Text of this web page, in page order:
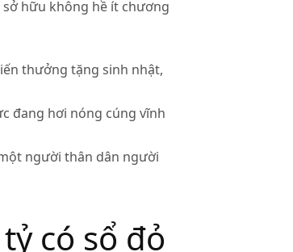
hữu không hề ít chương
thưởng tặng sinh nhật,
đang hơi nóng cúng vĩnh
người thân dân người
có sổ đỏ